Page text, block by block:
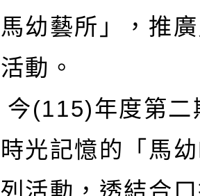
幼藝所」，推
動。
(115)年度第二
光記憶的「馬